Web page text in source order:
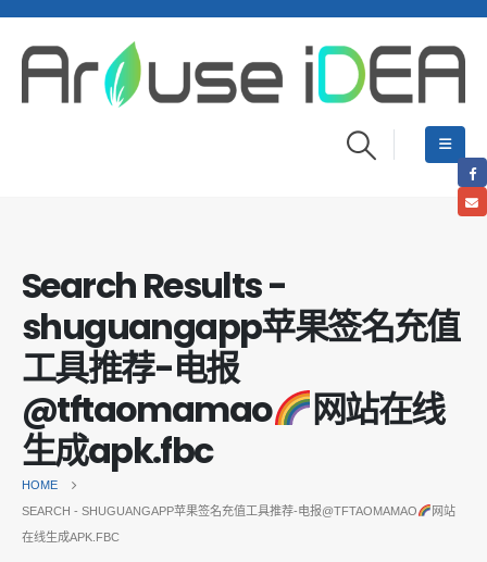
Search Results -
shuguangapp苹果签名充值
工具推荐-电报
@tftaomamao
网站在线
生成apk.fbc
HOME
SEARCH - SHUGUANGAPP苹果签名充值工具推荐-电报@TFTAOMAMAO
网站
在线生成APK.FBC